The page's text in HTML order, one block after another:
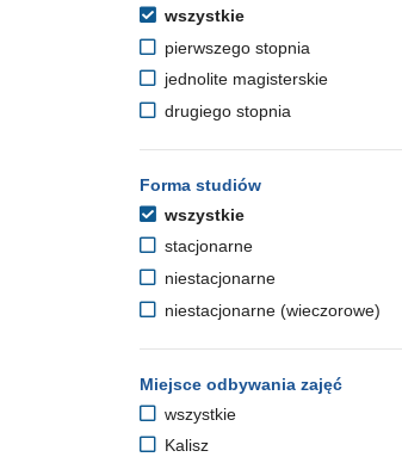
wszystkie
pierwszego stopnia
jednolite magisterskie
drugiego stopnia
Forma studiów
wszystkie
stacjonarne
niestacjonarne
niestacjonarne (wieczorowe)
Miejsce odbywania zajęć
wszystkie
Kalisz